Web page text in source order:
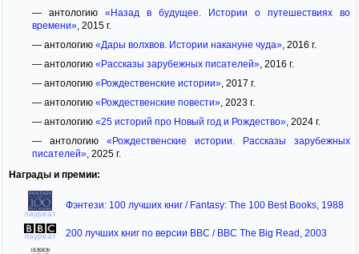
— антологию «Назад в будущее. Истории о путешествиях во
времени», 2015 г.
— антологию «Дары волхвов. Истории накануне чуда», 2016 г.
— антологию «Рассказы зарубежных писателей», 2016 г.
— антологию «Рождественские истории», 2017 г.
— антологию «Рождественские повести», 2023 г.
— антологию «25 историй про Новый год и Рождество», 2024 г.
— антологию «Рождественские истории. Рассказы зарубежных
писателей», 2025 г.
Награды и премии:
лауреат
Фэнтези: 100 лучших книг / Fantasy: The 100 Best Books, 1988
лауреат 200 лучших книг по версии BBC / BBC The Big Read, 2003